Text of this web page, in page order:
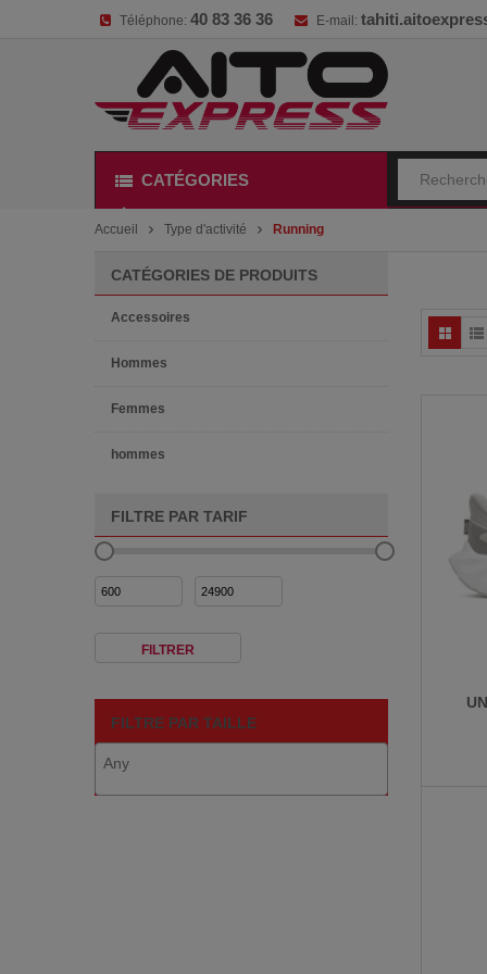
Téléphone: 40 83 36 36 E-mail:
CATÉGORIES
Accueil Type d'activité Running
CATÉGORIES DE PRODUITS
Accessoires
Hommes
Femmes
hommes
FILTRE PAR TARIF
FILTRER
FILTRE PAR TAILLE